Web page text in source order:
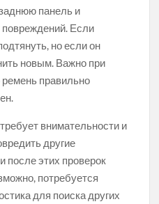
панель и
повреждений. Если
но если он
новым. Важно при
ремень правильно
внимательности и
другие
этих проверок
потребуется
для поиска других